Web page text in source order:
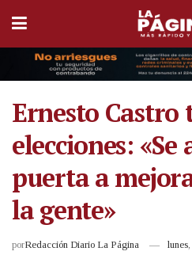
Ernesto Castro
elecciones: «Se
puerta a
la gente»
porRedacción Diario La Página